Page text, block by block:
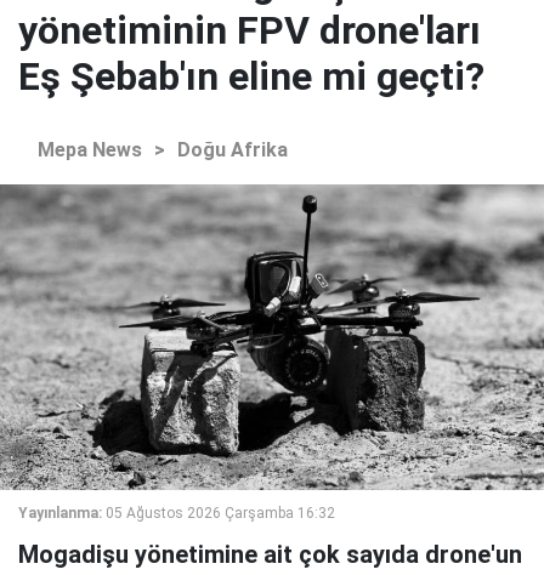
yönetiminin FPV drone'ları
Eş Şebab'ın eline mi geçti?
Mepa News > Doğu Afrika
Yayınlanma: 05 Ağustos 2026 Çarşamba 16:32
Mogadişu yönetimine ait çok sayıda drone'un